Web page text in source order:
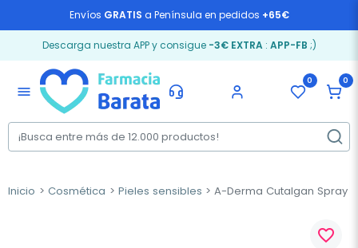
Envíos GRATIS a Península en pedidos +65€
Descarga nuestra APP y consigue -3€ EXTRA: APP-FB ;)
menu
0 0
Inicio Cosmética Pieles sensibles A-Derma Cutalgan Spray
favorite_border